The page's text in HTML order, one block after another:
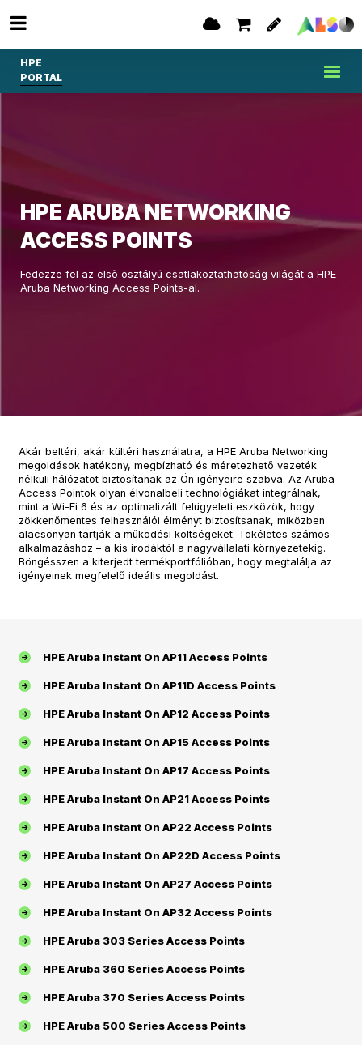
HPE
PORTAL
HPE ARUBA NETWORKING
ACCESS POINTS
Fedezze fel az első osztályú csatlakoztathatóság világát a HPE
Aruba Networking Access Points-al.
Akár beltéri, akár kültéri használatra, a HPE Aruba Networking
megoldások hatékony, megbízható és méretezhető vezeték
nélküli hálózatot biztosítanak az Ön igényeire szabva. Az Aruba
Access Pointok olyan élvonalbeli technológiákat integrálnak,
mint a Wi-Fi 6 és az optimalizált felügyeleti eszközök, hogy
zökkenőmentes felhasználói élményt biztosítsanak, miközben
alacsonyan tartják a működési költségeket. Tökéletes számos
alkalmazáshoz – a kis irodáktól a nagyvállalati környezetekig.
Böngésszen a kiterjedt termékportfólióban, hogy megtalálja az
igényeinek megfelelő ideális megoldást.
HPE Aruba Instant On AP11 Access Points
HPE Aruba Instant On AP11D Access Points
HPE Aruba Instant On AP12 Access Points
HPE Aruba Instant On AP15 Access Points
HPE Aruba Instant On AP17 Access Points
HPE Aruba Instant On AP21 Access Points
HPE Aruba Instant On AP22 Access Points
HPE Aruba Instant On AP22D Access Points
HPE Aruba Instant On AP27 Access Points
HPE Aruba Instant On AP32 Access Points
HPE Aruba 303 Series Access Points
HPE Aruba 360 Series Access Points
HPE Aruba 370 Series Access Points
HPE Aruba 500 Series Access Points